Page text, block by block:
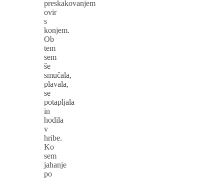
preskakovanjem
ovir
s
konjem.
Ob
tem
sem
še
smučala,
plavala,
se
potapljala
in
hodila
v
hribe.
Ko
sem
jahanje
po